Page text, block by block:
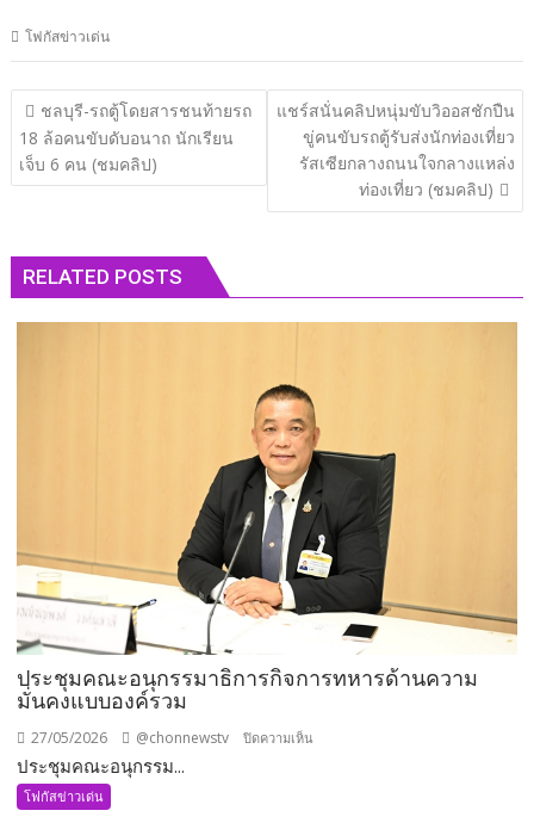
โฟกัสข่าวเด่น
แนะแนว
เรื่อง
ชลบุรี​-รถตู้โดยสารชนท้ายรถ
18 ล้อคนขับดับอนาถ นักเรียน
เจ็บ 6 คน (ชมคลิป)
แชร์สนั่นคลิปหนุ่มขับวิออสชักปืน
ขู่คนขับรถตู้รับส่งนักท่องเที่ยว
รัสเซียกลางถนนใจกลางแหล่ง
ท่องเที่ยว (ชมคลิป)
RELATED POSTS
ประชุมคณะอนุกรรมาธิการกิจการทหารด้านความ
มั่นคงแบบองค์รวม
27/05/2026 @chonnewstv ปิดความเห็น
ประชุมคณะอนุกรรม...
โฟกัสข่าวเด่น